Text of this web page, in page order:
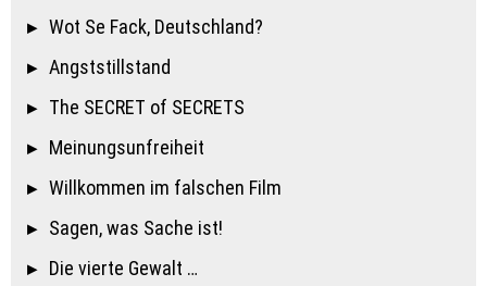
Wot Se Fack, Deutschland?
Angststillstand
The SECRET of SECRETS
Meinungsunfreiheit
Willkommen im falschen Film
Sagen, was Sache ist!
Die vierte Gewalt …